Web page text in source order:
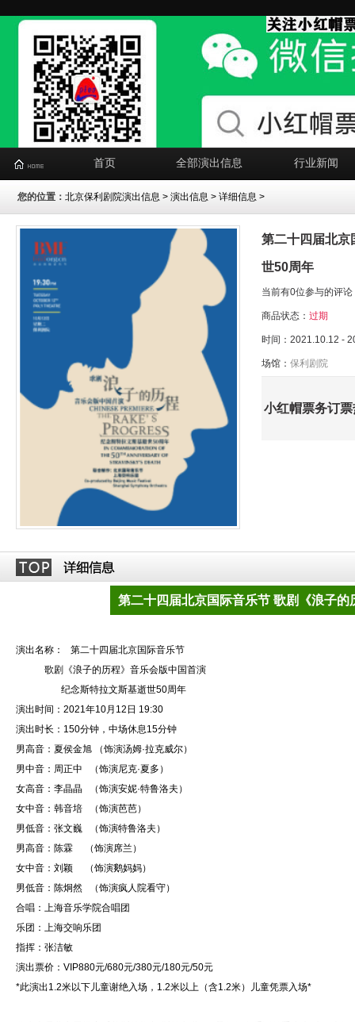
首页 全部演出信息 行业新闻
您的位置： 北京保利剧院演出信息 > 演出信息 > 详细信息 >
第二十四届北京
世50周年
当前有0位参与的评论
商品状态： 过期
时间：2021.10.12 -
场馆： 保利剧院
小红帽票务订
第二十四届北京国际音乐节 歌剧《浪子
演出名称： 第二十四届北京国际音乐节
歌剧《浪子的历程》音乐会版中国首演
纪念斯特拉文斯基逝世50周年
演出时间：2021年10月12日 19:30
演出时长：150分钟，中场休息15分钟
男高音：夏侯金旭 （饰演汤姆·拉克威尔）
男中音：周正中 （饰演尼克·夏多）
女高音：李晶晶 （饰演安妮·特鲁洛夫）
女中音：韩音培 （饰演芭芭）
男低音：张文巍 （饰演特鲁洛夫）
男高音：陈霖 （饰演席兰）
女中音：刘颖 （饰演鹅妈妈）
男低音：陈炯然 （饰演疯人院看守）
合唱：上海音乐学院合唱团
乐团：上海交响乐团
指挥：张洁敏
演出票价：VIP880元/680元/380元/180元/50元
*此演出1.2米以下儿童谢绝入场，1.2米以上（含1.2米）儿童凭票入场*